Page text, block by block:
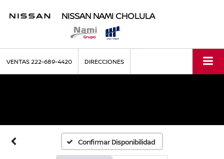
NISSAN NAMI CHOLULA
VENTAS222-689-4420 DIRECCIONES
Confirmar Disponibilidad